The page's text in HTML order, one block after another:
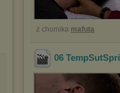
z chomika mafuta
06